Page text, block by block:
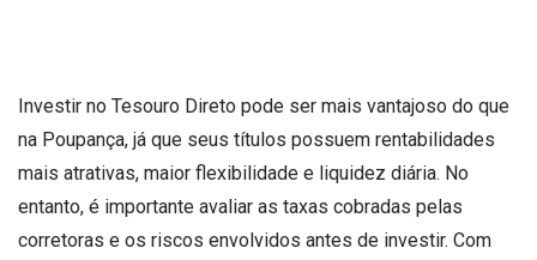
Investir no Tesouro Direto pode ser mais vantajoso do que
na Poupança, já que seus títulos possuem rentabilidades
mais atrativas, maior flexibilidade e liquidez diária. No
entanto, é importante avaliar as taxas cobradas pelas
corretoras e os riscos envolvidos antes de investir. Com